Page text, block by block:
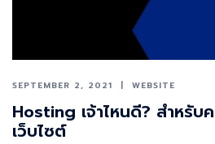
SEPTEMBER 2, 2021 WEBSITE
Hosting เจ้าไหนดี? สำหรับ
เว็บไซต์